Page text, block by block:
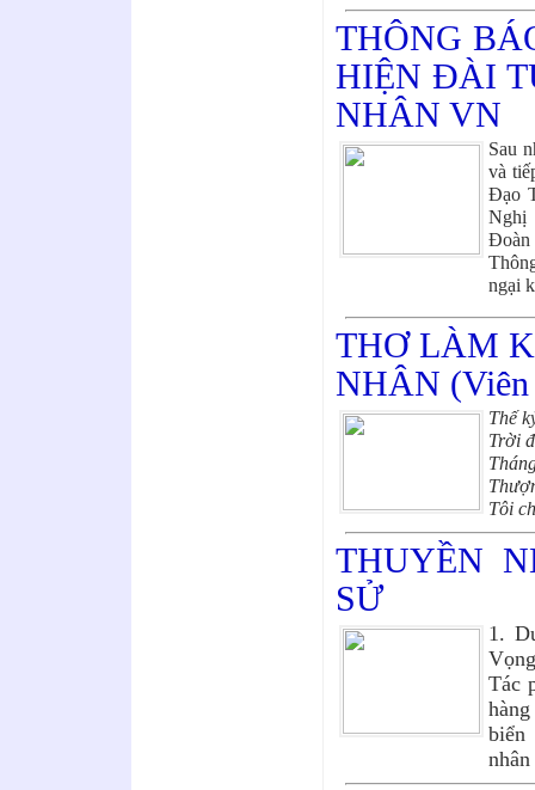
THÔNG
HIỆN ĐÀI
NHÂN VN
Sau
và
Đạo
Nghị
ngại
THƠ LÀM
NHÂN
Thế
Trời
Tôi
THUYỀN
SỬ
1.
Tác
biển
nhân